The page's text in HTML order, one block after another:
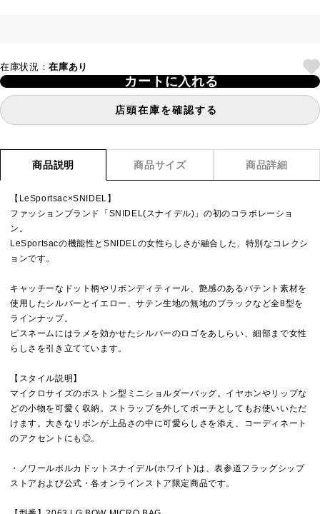
在庫状況：在庫あり
カートに入れる
店頭在庫を確認する
商品説明 商品サイズ 商品詳細
【LeSportsac×SNIDEL】
ファッションブランド「SNIDEL(スナイデル)」の初のコラボレーショ
ン。
LeSportsacの機能性とSNIDELの女性らしさが融合した、特別なコレクシ
ョンです。
キャッチーなドット柄やリボンディティール、艶感のあるパテント素材を
使用したシルバーとイエロー、サテン生地の無地のブラックなど全8型を
ラインナップ。
ピスネームにはラメを効かせたシルバーのロゴをあしらい、細部まで女性
らしさを引き立てています。
【スタイル説明】
マイクロサイズのボストン型ミニショルダーバッグ。イヤホンやリップな
どの小物を可愛く収納。ストラップを外してポーチとしてもお使いいただ
けます。大きなリボンが上品さの中に可愛らしさを添え、コーディネート
のアクセントにも◎。
・ノワールポルカドットスナイデル(ホワイト)は、表参道フラッグシップ
ストアおよび公式・各オンラインストア限定商品です。